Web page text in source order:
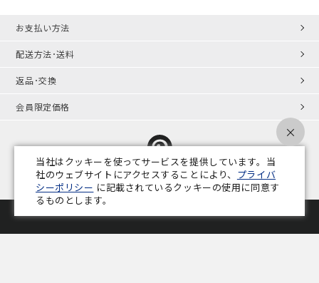
お支払い方法
配送方法･送料
返品･交換
会員限定価格
プライバシーポリシー 特定商取引法 会社概要 業務用家具コラム
当社はクッキーを使ってサービスを提供しています。当
社のウェブサイトにアクセスすることにより、 プライバ
シーポリシー に記載されているクッキーの使用に同意す
るものとします。
×